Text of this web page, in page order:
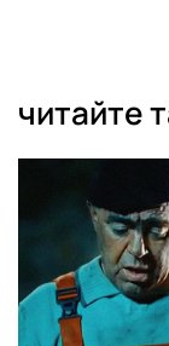
читайте